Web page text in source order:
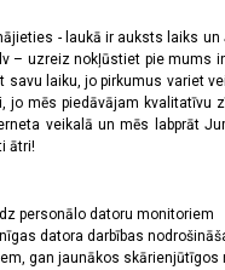
- laukā ir auksts laiks
– uzreiz nokļūstiet pie
laiku, jo pirkumus
jo mēs piedāvājam
veikalā un mēs labprāt
ātri!
personālo datoru monitoriem
datora darbības
gan jaunākos skārienjūtīgos